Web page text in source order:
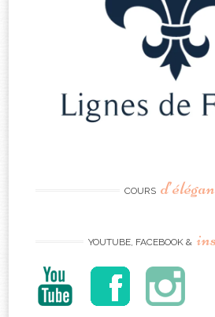
COURS
YOUTUBE, FACEBOOK &